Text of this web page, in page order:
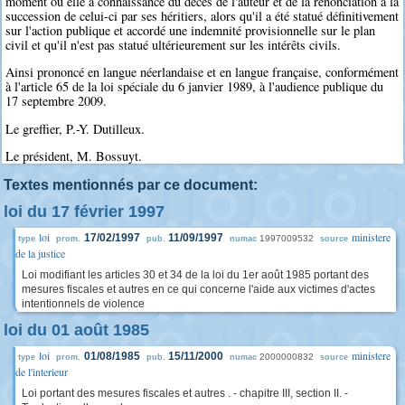
succession de celui-ci par ses héritiers, alors qu'il a été statué définitivement
sur l'action publique et accordé une indemnité provisionnelle sur le plan
civil et qu'il n'est pas statué ultérieurement sur les intérêts civils.
Ainsi prononcé en langue néerlandaise et en langue française, conformément
à l'article 65 de la loi spéciale du 6 janvier 1989, à l'audience publique du
17 septembre 2009.
Le greffier, P.-Y. Dutilleux.
Le président, M. Bossuyt.
Textes mentionnés par ce document:
loi du 17 février 1997
type loi prom. 17/02/1997 pub. 11/09/1997 numac 1997009532 source ministere
de la justice
Loi modifiant les articles 30 et 34 de la loi du 1er août 1985 portant des
mesures fiscales et autres en ce qui concerne l'aide aux victimes d'actes
intentionnels de violence
loi du 01 août 1985
type loi prom. 01/08/1985 pub. 15/11/2000 numac 2000000832 source ministere
de l'interieur
Loi portant des mesures fiscales et autres . - chapitre III, section II. -